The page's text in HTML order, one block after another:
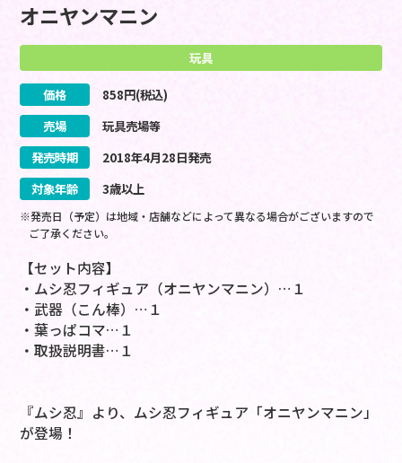
オニヤンマニン
玩具
価格 858円(税込)
売場
玩具売場等
発売時期
2018年4月28日発売
対象年齢
3歳以上
※発売日（予定）は地域・店舗などによって異なる場合がございますので
ご了承ください。
【セット内容】
・ムシ忍フィギュア（オニヤンマニン）…１
・武器（こん棒）…１
・葉っぱコマ…１
・取扱説明書…１
『ムシ忍』より、ムシ忍フィギュア「オニヤンマニン」
が登場！